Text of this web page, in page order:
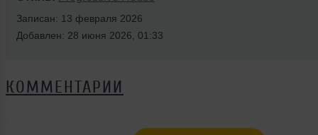
Записан: 13 февраля 2026
Добавлен: 28 июня 2026, 01:33
КОММЕНТАРИИ